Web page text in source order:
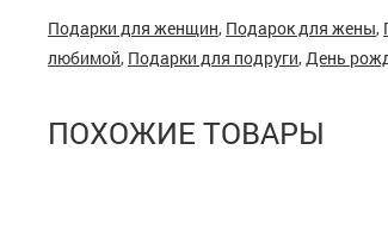
Подарки для женщин, Подарок для жены,
любимой, Подарки для подруги,День
ПОХОЖИЕ ТОВАРЫ